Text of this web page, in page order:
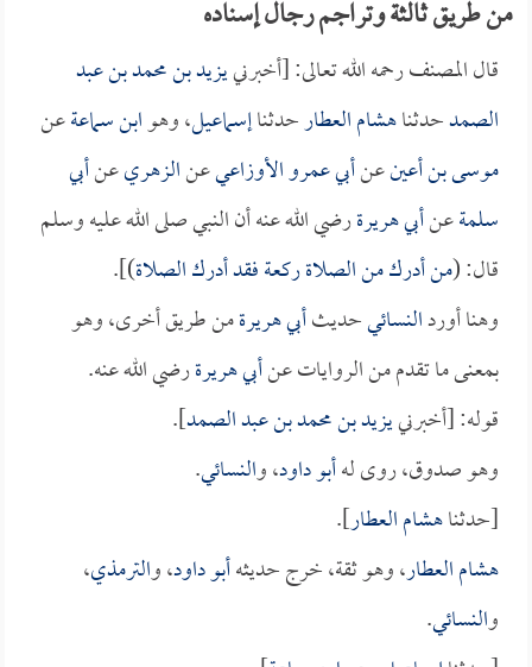
من طريق ثالثة وتراجم رجال إسناده
قال المصنف رحمه الله تعالى: [أخبرنييزيد بن محمد بن عبد
الصمدحدثناهشام العطارحدثناإسماعيل، وهوابن سماعةعن
موسى بن أعينعنأبي عمرو الأوزاعيعنالزهريعنأبي
سلمةعنأبي هريرةرضي الله عنه أن النبي صلى الله عليه وسلم
قال: (من أدرك من الصلاة ركعة فقد أدرك الصلاة)].
وهنا أوردالنسائيحديثأبي هريرةمن طريق أخرى، وهو
بمعنى ما تقدم من الروايات عنأبي هريرةرضي الله عنه.
قوله: [أخبرنييزيد بن محمد بن عبد الصمد].
وهو صدوق، روى لهأبو داود، والنسائي.
[حدثناهشام العطار].
هشام العطار، وهو ثقة، خرج حديثهأبو داود، والترمذي،
والنسائي.